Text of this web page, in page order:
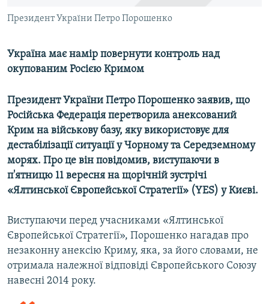
Усі сайти RFE/RL
Президент України Петро Порошенко
Україна має намір повернути контроль над
окупованим Росією Кримом
Президент України Петро Порошенко заявив, що
Російська Федерація перетворила анексований
Крим на військову базу, яку використовує для
дестабілізації ситуації у Чорному та Середземному
морях. Про це він повідомив, виступаючи в
п'ятницю 11 вересня на щорічній зустрічі
«Ялтинської Європейської Стратегії» (YES) у Києві.
Виступаючи перед учасниками «Ялтинської
Європейської Стратегії», Порошенко нагадав про
незаконну анексію Криму, яка, за його словами, не
отримала належної відповіді Європейського Союзу
навесні 2014 року.